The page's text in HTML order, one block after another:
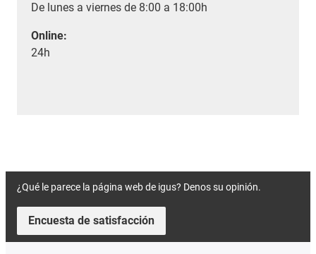
De lunes a viernes de 8:00 a 18:00h
Online:
24h
¿Qué le parece la página web de igus? Denos su opinión.
Encuesta de satisfacción